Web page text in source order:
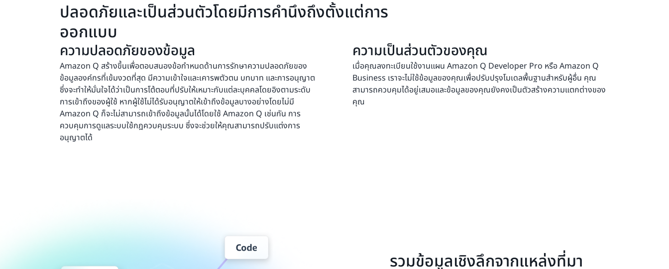
ปลอดภัยและเป็นส่วนตัวโดยมีการคำนึงถึงตั้งแต่การ
ออกแบบ
ความปลอดภัยของข้อมูล
Amazon Q สร้างขึ้นเพื่อตอบสนองข้อกำหนดด้านการรักษาความปลอดภัยของ
ข้อมูลองค์กรที่เข้มงวดที่สุด มีความเข้าใจและเคารพตัวตน บทบาท และการอนุญาต
ซึ่งจะทำให้มั่นใจได้ว่าเป็นการโต้ตอบที่ปรับให้เหมาะกับแต่ละบุคคลโดยอิงตามระดับ
การเข้าถึงของผู้ใช้ หากผู้ใช้ไม่ได้รับอนุญาตให้เข้าถึงข้อมูลบางอย่างโดยไม่มี
Amazon Q ก็จะไม่สามารถเข้าถึงข้อมูลนั้นได้โดยใช้ Amazon Q เช่นกัน การ
ควบคุมการดูแลระบบใช้กฎควบคุมระบบ ซึ่งจะช่วยให้คุณสามารถปรับแต่งการ
อนุญาตได้
ความเป็นส่วนตัวของคุณ
เมื่อคุณลงทะเบียนใช้งานแผน Amazon Q Developer Pro หรือ Amazon Q
Business เราจะไม่ใช้ข้อมูลของคุณเพื่อปรับปรุงโมเดลพื้นฐานสำหรับผู้อื่น คุณ
สามารถควบคุมได้อยู่เสมอและข้อมูลของคุณยังคงเป็นตัวสร้างความแตกต่างของ
คุณ
รวมข้อมูลเชิงลึกจากแหล่งที่มา